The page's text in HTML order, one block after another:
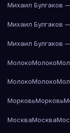
Михаил Булгаков
Михаил Булгаков
Михаил Булгаков
МолокоМолоко
МолокоМолоко
МорковьМорковь
МоскваМосква